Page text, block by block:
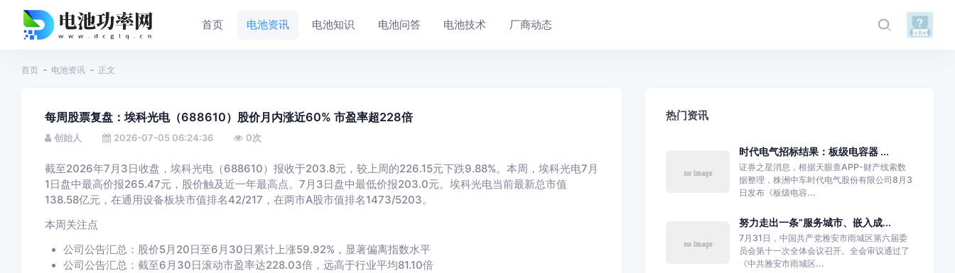
首页 电池资讯 电池知识 电池问答 电池技术 厂商动态
首页 电池资讯 正文
每周股票复盘：埃科光电（688610）股价月内涨近60% 市盈率超228倍
创始人 2026-07-05 06:24:36 0次
截至2026年7月3日收盘，埃科光电（688610）报收于203.8元，较上周的226.15元下跌9.88%。本周，埃科光电7月
1日盘中最高价报265.47元，股价触及近一年最高点。7月3日盘中最低价报203.0元。埃科光电当前最新总市值
138.58亿元，在通用设备板块市值排名42/217，在两市A股市值排名1473/5203。
本周关注点
公司公告汇总：股价5月20日至6月30日累计上涨59.92%，显著偏离指数水平
公司公告汇总：截至6月30日滚动市盈率达228.03倍，远高于行业平均81.10倍
热门资讯
时代电气招标结果：板级电容器 ...
证券之星消息，根据天眼查APP-财产线索数
据整理，株洲中车时代电气股份有限公司8月3
日发布《板级电容...
努力走出一条“服务城市、嵌入成...
7月31日，中国共产党雅安市雨城区第六届委
员会第十一次全体会议召开。全会审议通过了
《中共雅安市雨城区...